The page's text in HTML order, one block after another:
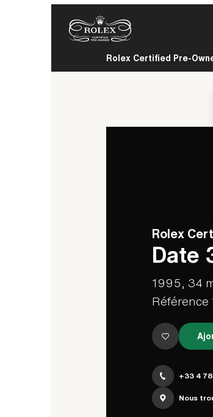
Rolex Certified Pre-
Rolex
Date
1995, 34
Référence
+33 4 78
Nous